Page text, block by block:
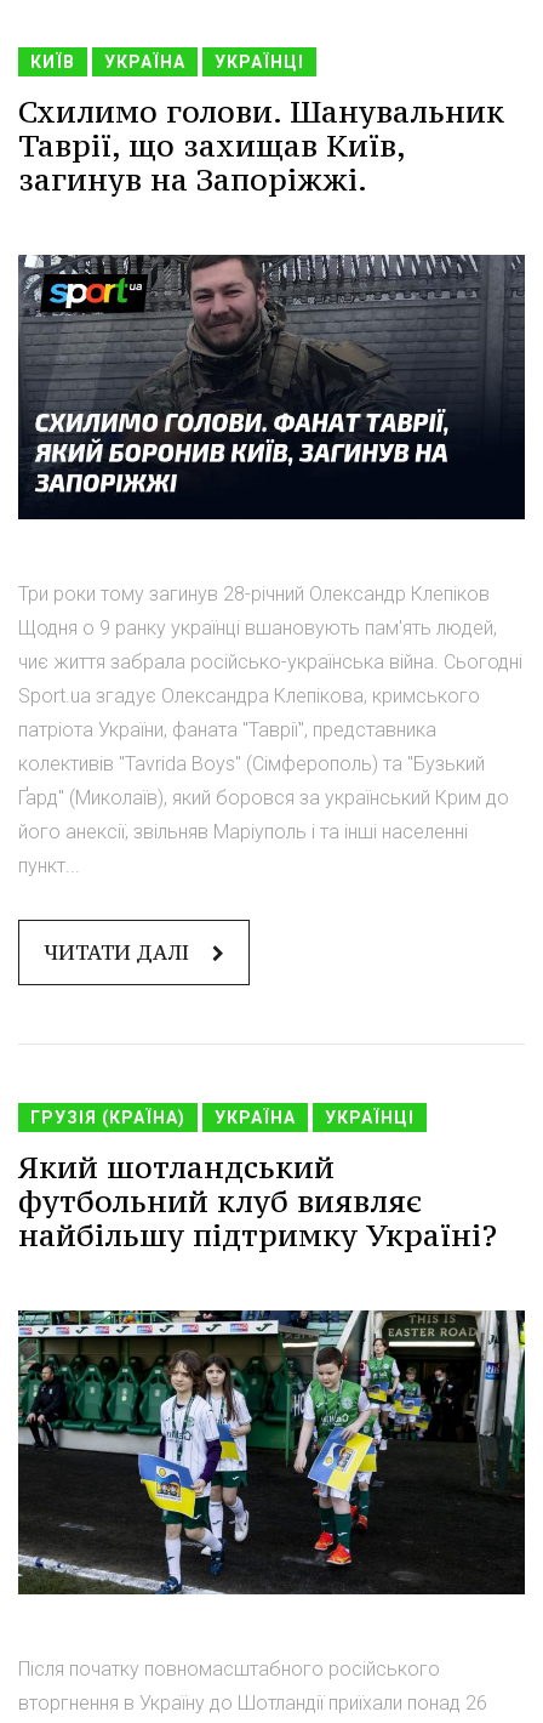
КИЇВ УКРАЇНА УКРАЇНЦІ
Схилимо голови. Шанувальник
Таврії, що захищав Київ,
загинув на Запоріжжі.
Три роки тому загинув 28-річний Олександр Клепіков
Щодня о 9 ранку українці вшановують пам'ять людей,
чиє життя забрала російсько-українська війна. Сьогодні
Sport.ua згадує Олександра Клепікова, кримського
патріота України, фаната "Таврії", представника
колективів "Tavrida Boys" (Сімферополь) та "Бузький
Ґард" (Миколаїв), який боровся за український Крим до
його анексії, звільняв Маріуполь і та інші населенні
пункт...
ЧИТАТИ ДАЛІ
ГРУЗІЯ (КРАЇНА) УКРАЇНА УКРАЇНЦІ
Який шотландський
футбольний клуб виявляє
найбільшу підтримку Україні?
Після початку повномасштабного російського
вторгнення в Україну до Шотландії приїхали понад 26